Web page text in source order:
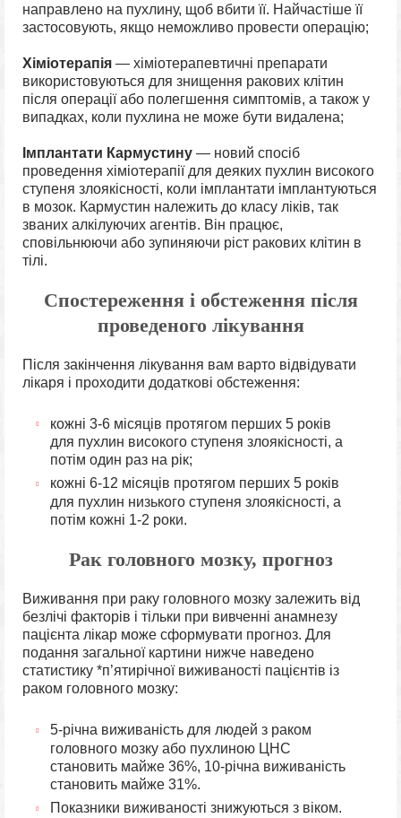
направлено на пухлину, щоб вбити її. Найчастіше її
застосовують, якщо неможливо провести операцію;
Хіміотерапія — хіміотерапевтичні препарати
використовуються для знищення ракових клітин
після операції або полегшення симптомів, а також у
випадках, коли пухлина не може бути видалена;
Імплантати Кармустину — новий спосіб
проведення хіміотерапії для деяких пухлин високого
ступеня злоякісності, коли імплантати імплантуються
в мозок. Кармустин належить до класу ліків, так
званих алкілуючих агентів. Він працює,
сповільнюючи або зупиняючи ріст ракових клітин в
тілі.
Спостереження і обстеження після
проведеного лікування
Після закінчення лікування вам варто відвідувати
лікаря і проходити додаткові обстеження:
кожні 3-6 місяців протягом перших 5 років
для пухлин високого ступеня злоякісності, а
потім один раз на рік;
кожні 6-12 місяців протягом перших 5 років
для пухлин низького ступеня злоякісності, а
потім кожні 1-2 роки.
Рак головного мозку, прогноз
Виживання при раку головного мозку залежить від
безлічі факторів і тільки при вивченні анамнезу
пацієнта лікар може сформувати прогноз. Для
подання загальної картини нижче наведено
статистику *п’ятирічної виживаності пацієнтів із
раком головного мозку:
5-річна виживаність для людей з раком
головного мозку або пухлиною ЦНС
становить майже 36%, 10-річна виживаність
становить майже 31%.
Показники виживаності знижуються з віком.